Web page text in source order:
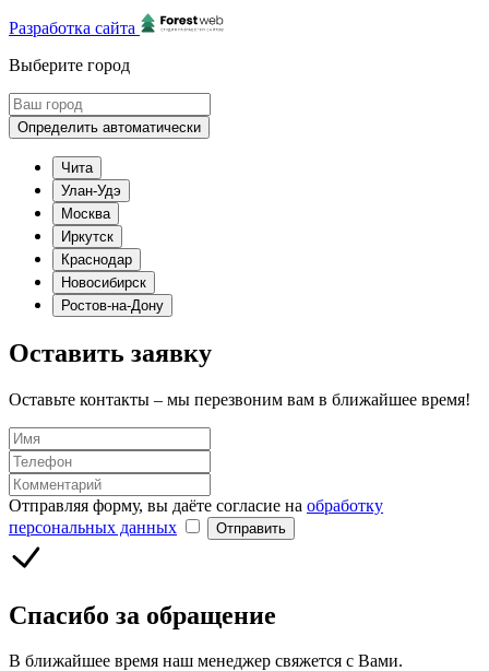
Разработка сайта
Выберите город
Определить автоматически
Чита
Улан-Удэ
Москва
Иркутск
Краснодар
Новосибирск
Ростов-на-Дону
Оставить заявку
Оставьте контакты – мы перезвоним вам в ближайшее время!
Отправляя форму, вы даёте согласие на обработку
персональных данных
Отправить
Спасибо за обращение
В ближайшее время наш менеджер свяжется с Вами.